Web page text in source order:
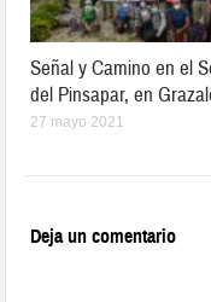
Señal y Camino en el
del Pinsapar, en
27 mayo 2021
Deja un comentario